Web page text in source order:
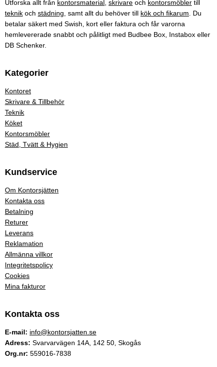
Utforska allt från kontorsmaterial skrivare och kontorsmöbler till
teknik och städning , samt allt du behöver till kök och fikarum . Du
betalar säkert med Swish, kort eller faktura och får varorna
hemlevererade snabbt och pålitligt med Budbee Box, Instabox eller
DB Schenker.
Kategorier
Kontoret
Skrivare & Tillbehör
Teknik
Köket
Kontorsmöbler
Städ, Tvätt & Hygien
Kundservice
Om Kontorsjätten
Kontakta oss
Betalning
Returer
Leverans
Reklamation
Allmänna villkor
Integritetspolicy
Cookies
Mina fakturor
Kontakta oss
E-mail: info@kontorsjatten.se
Adress: Svarvarvägen 14A, 142 50, Skogås
Org.nr: 559016-7838